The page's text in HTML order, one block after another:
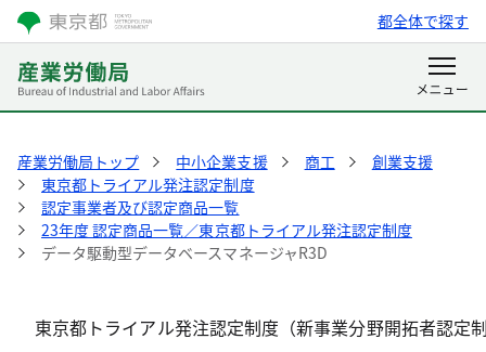
都全体で探す
産業労働局トップ 中小企業支援 商工
創業支援
東京都トライアル発注認定制度
認定事業者及び認定商品一覧
23年度 認定商品一覧／東京都トライアル発注認定制度
データ駆動型データベースマネージャR3D
東京都トライアル発注認定制度（新事業分野開拓者認定